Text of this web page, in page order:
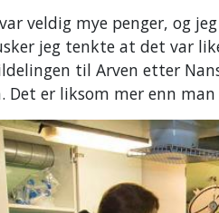
veldig mye penger, og
jeg tenkte at det var
til Arven etter
Det er liksom mer enn